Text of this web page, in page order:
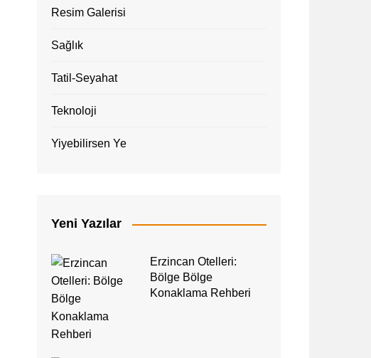
Resim Galerisi
Sağlık
Tatil-Seyahat
Teknoloji
Yiyebilirsen Ye
Yeni Yazılar
Erzincan Otelleri:
Bölge Bölge
Konaklama Rehberi